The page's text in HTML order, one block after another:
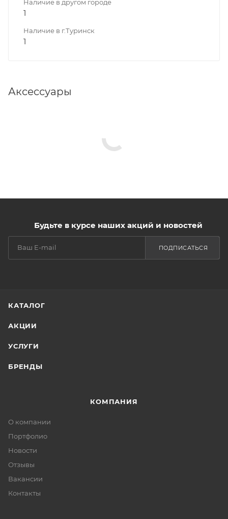
Наличие в другом городе
1
Наличие в г.Туринск
1
Аксессуары
Будьте в курсе наших акций и новостей
ПОДПИСАТЬСЯ
КАТАЛОГ
АКЦИИ
УСЛУГИ
БРЕНДЫ
КОМПАНИЯ
О компании
Портфолио
Новости
Отзывы
Вакансии
Контакты